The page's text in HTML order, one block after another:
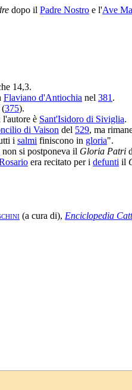
dopo il Padre Nostro e l'Ave
14,3.
Flaviano d'Antiochia nel 381 .
(375).
è Sant'Isidoro di Siviglia.
di Vaison del 529, ma
i salmi finiscono in gloria".
non si postponeva il Gloria Patri
era recitato per i defunti il
(a cura di), Enciclopedia